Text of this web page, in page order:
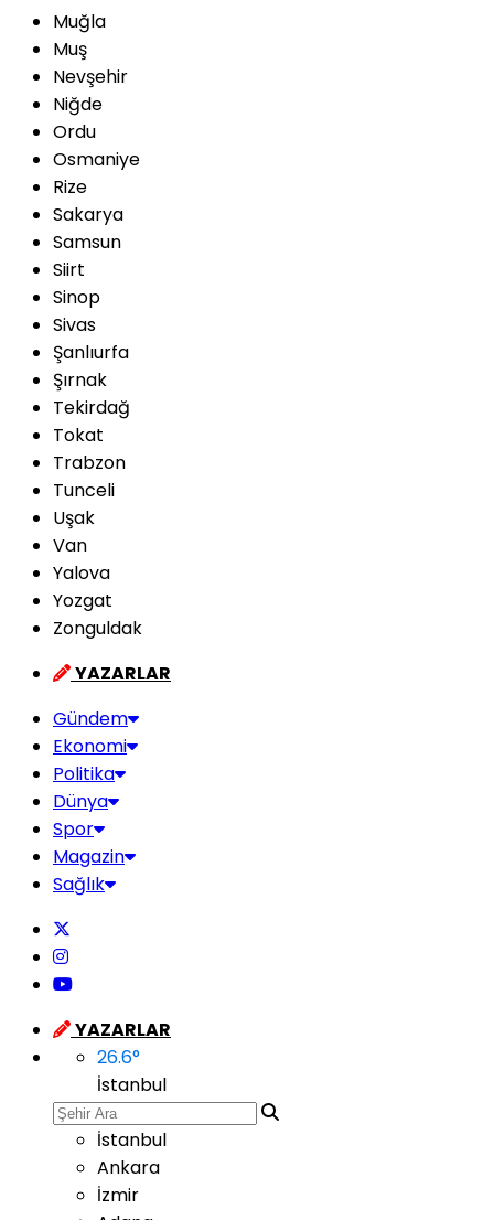
Muğla
Muş
Nevşehir
Niğde
Ordu
Osmaniye
Rize
Sakarya
Samsun
Siirt
Sinop
Sivas
Şanlıurfa
Şırnak
Tekirdağ
Tokat
Trabzon
Tunceli
Uşak
Van
Yalova
Yozgat
Zonguldak
YAZARLAR
Gündem
Ekonomi
Politika
Dünya
Spor
Magazin
Sağlık
YAZARLAR
26.6°
İstanbul
İstanbul
Ankara
İzmir